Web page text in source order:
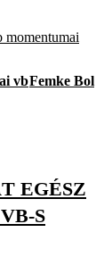
momentumai
vbFemke Bol
EGÉSZ
S